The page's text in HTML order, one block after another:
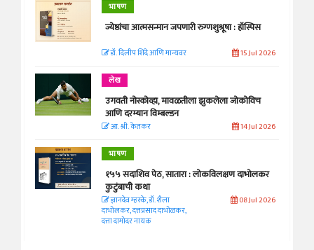
भाषण
ज्येष्ठांचा आत्मसन्मान जपणारी रुग्णशुश्रूषा : हॉस्पिस
डॉ. दिलीप शिंदे आणि मान्यवर 15 Jul 2026
लेख
उगवती नोस्कोव्हा, मावळतीला झुकलेला जोकोविच
आणि दरम्यान विम्बल्डन
आ. श्री. केतकर 14 Jul 2026
भाषण
१५५ सदाशिव पेठ, सातारा : लोकविलक्षण दाभोलकर
कुटुंबाची कथा
ज्ञानदेव म्हस्के, डॉ. शैला
दाभोलकर, दत्तप्रसाद दाभोळकर,
दत्ता दामोदर नायक
08 Jul 2026